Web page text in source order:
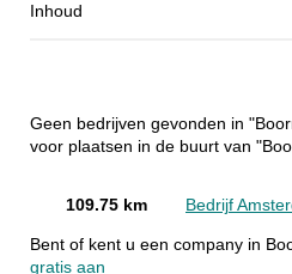
Inhoud
Geen bedrijven gevonden in
voor plaatsen in de buurt van
109.75 km Bedrijf
Bent of kent u een company in
gratis aan